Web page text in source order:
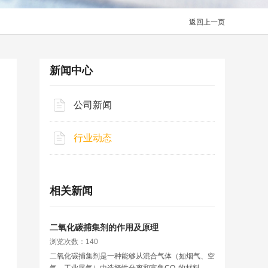
返回上一页
新闻中心
公司新闻
行业动态
相关新闻
二氧化碳捕集剂的作用及原理
浏览次数：140
二氧化碳捕集剂是一种能够从混合气体（如烟气、空